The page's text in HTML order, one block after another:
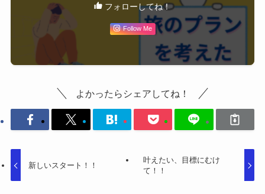
フォローしてね！
Follow Me
よかったらシェアしてね！
新しいスタート！！
叶えたい、目標にむけ
て！！